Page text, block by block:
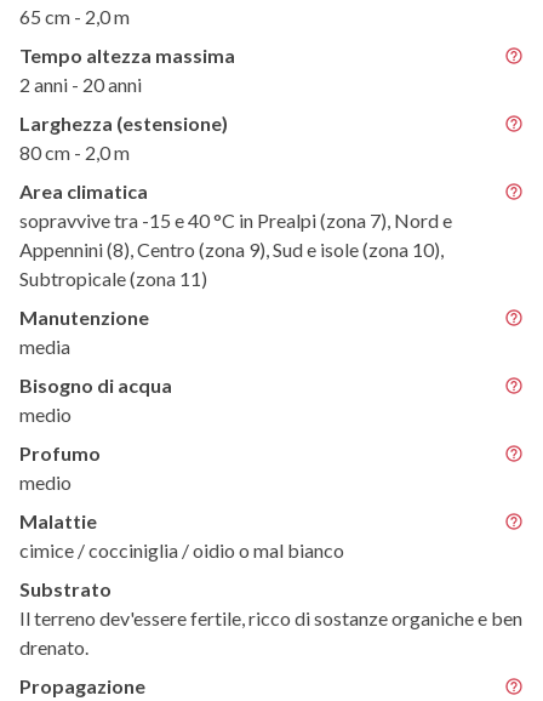
65 cm - 2,0 m
Tempo altezza massima
2 anni - 20 anni
Larghezza (estensione)
80 cm - 2,0 m
Area climatica
sopravvive tra -15 e 40 °C in Prealpi (zona 7), Nord e
Appennini (8), Centro (zona 9), Sud e isole (zona 10),
Subtropicale (zona 11)
Manutenzione
media
Bisogno di acqua
medio
Profumo
medio
Malattie
cimice / cocciniglia / oidio o mal bianco
Substrato
Il terreno dev'essere fertile, ricco di sostanze organiche e ben
drenato.
Propagazione